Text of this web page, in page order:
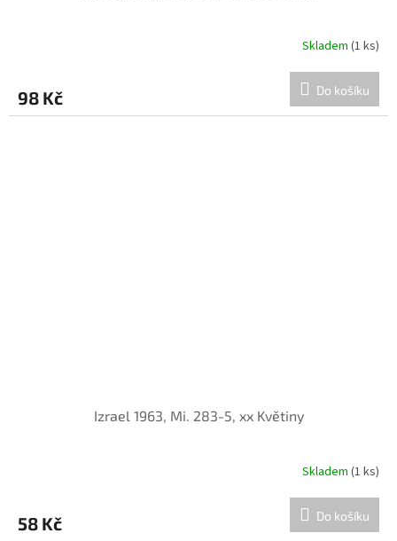
Skladem (1 ks)
98 Kč Do košíku
Izrael 1963, Mi. 283-5, xx Květiny
Skladem (1 ks)
58 Kč Do košíku